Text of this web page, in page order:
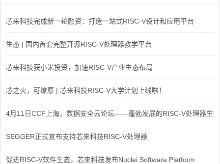
芯来科技完成新一轮融资：打造一站式RISC-V设计和应用平台
生态 | 国内首套完整开源RISC-V处理器教学平台
芯来科技获小米投资，加速RISC-V产业生态布局
芯之火，可燎原 | 芯来科技RISC-V大学计划上线啦！
4月11日CCF上海，数据安全云论坛——蓬勃发展的RISC-V处理器生态
SEGGER正式宣布支持芯来科技RISC-V处理器
促进RISC-V软件生态，芯来科技发布Nuclei Software Platform